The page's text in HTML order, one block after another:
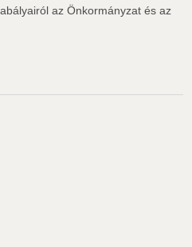
az Önkormányzat és az